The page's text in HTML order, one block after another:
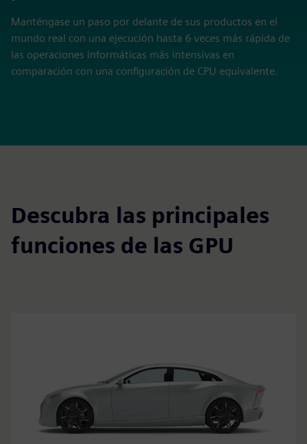
Manténgase un paso por delante de sus productos en el
mundo real con una ejecución hasta 6 veces más rápida de
las operaciones informáticas más intensivas en
comparación con una configuración de CPU equivalente.
Descubra las principales
funciones de las GPU